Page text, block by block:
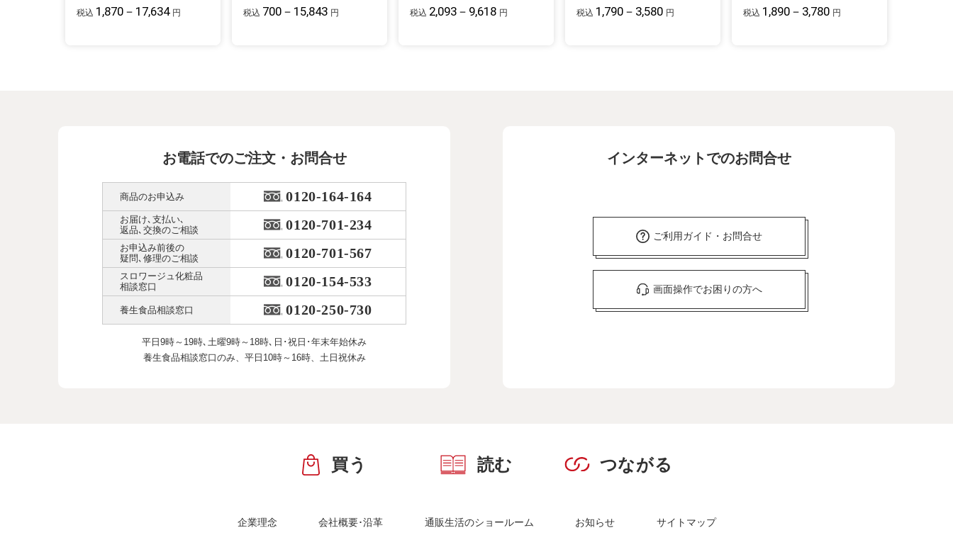
税込 1,870－17,634 円 税込 700－15,843 円 税込 2,093－9,618 円 税込 1,790－3,580 円 税込 1,890－3,780 円
お電話でのご注文・お問合せ
商品のお申込み 0120-164-164
お届け､支払い､
返品､交換のご相談
0120-701-234
お申込み前後の
疑問､修理のご相談
0120-701-567
スロワージュ化粧品
相談窓口
0120-154-533
養生食品相談窓口 0120-250-730
平日9時～19時､土曜9時～18時､ 日･祝日･年末年始休み
養生食品相談窓口のみ、 平日10時～16時、土日祝休み
インターネットでのお問合せ
ご利用ガイド・お問合せ
画面操作でお困りの方へ
買う 読む つながる
企業理念 会社概要･沿革 通販生活のショールーム お知らせ サイトマップ